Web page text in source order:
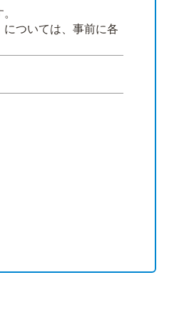
ついては、事前に各